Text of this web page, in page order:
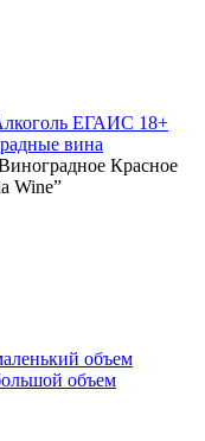
ЕГАИС 18+
вина
Красное
Wine”
объем
объем